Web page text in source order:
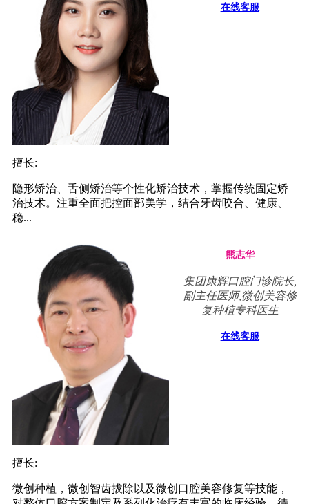
在线客服
擅长:
隐形矫治、舌侧矫治等个性化矫治技术，掌握传统固定矫
治技术。注重全面把控面部美学，结合牙齿咬合、健康、
稳...
熊志华
集团康辉口腔门诊院长,
副主任医师,微创美容修
复种植专科医生
在线客服
擅长:
微创种植，微创智齿拔除以及微创口腔美容修复等技能，